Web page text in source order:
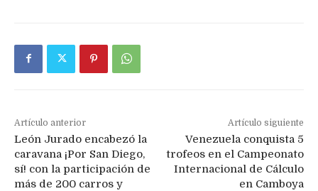
Artículo anterior
León Jurado encabezó la
caravana ¡Por San Diego,
sí! con la participación de
más de 200 carros y
Artículo siguiente
Venezuela conquista 5
trofeos en el Campeonato
Internacional de Cálculo
en Camboya